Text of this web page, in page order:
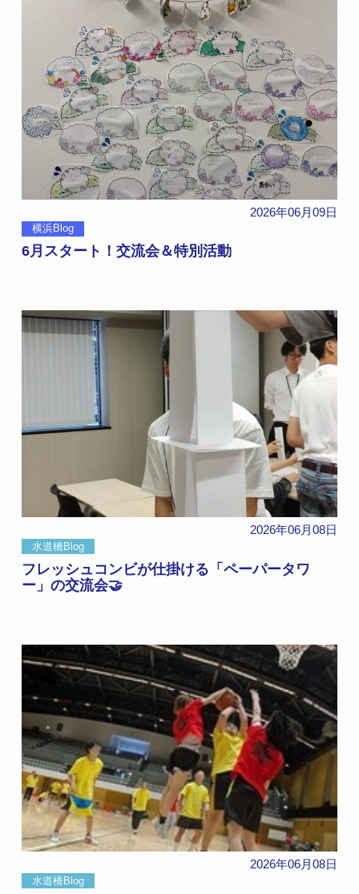
2026年06月09日
横浜Blog
6月スタート！交流会＆特別活動
2026年06月08日
水道橋Blog
フレッシュコンビが仕掛ける「ペーパータワ
ー」の交流会🤝
2026年06月08日
水道橋Blog